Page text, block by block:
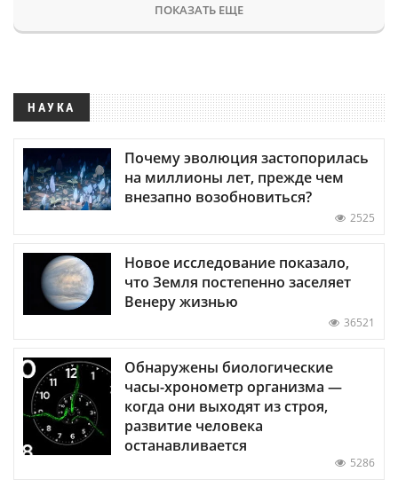
ПОКАЗАТЬ ЕЩЕ
НАУКА
Почему эволюция застопорилась
на миллионы лет, прежде чем
внезапно возобновиться?
2525
Новое исследование показало,
что Земля постепенно заселяет
Венеру жизнью
36521
Обнаружены биологические
часы-хронометр организма —
когда они выходят из строя,
развитие человека
останавливается
5286